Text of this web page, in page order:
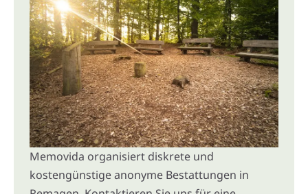
Memovida organisiert diskrete und
kostengünstige anonyme Bestattungen in